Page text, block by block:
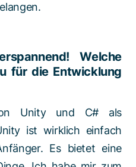
Welche
für die Entwicklung
Unity und C# als
ist wirklich einfach
Es bietet eine